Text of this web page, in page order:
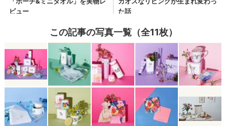
この記事の写真一覧（全11枚）